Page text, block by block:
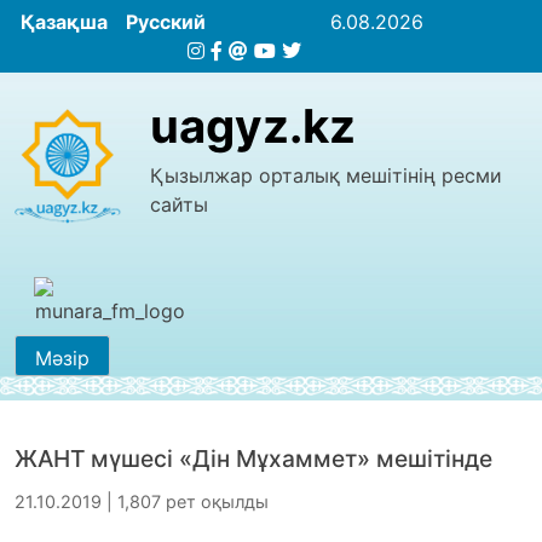
Қазақша Русский 6.08.2026
uagyz.kz
Қызылжар орталық мешітінің ресми
сайты
Мәзір
ЖАНТ мүшесі «Дін Мұхаммет» мешітінде
21.10.2019 | 1,807 рет оқылды